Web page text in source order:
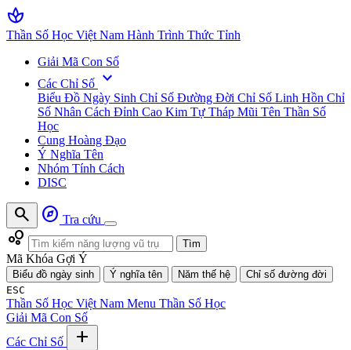
spa
Thần Số Học Việt Nam Hành Trình Thức Tỉnh
Giải Mã Con Số
Các Chỉ Số expand_more
Biểu Đồ Ngày Sinh Chỉ Số Đường Đời Chỉ Số Linh Hồn Chỉ
Số Nhân Cách Đỉnh Cao Kim Tự Tháp Mũi Tên Thần Số
Học
Cung Hoàng Đạo
Ý Nghĩa Tên
Nhóm Tính Cách
DISC
search explore Tra cứu
bubble_chart Tìm
Mã Khóa Gợi Ý
Biểu đồ ngày sinh Ý nghĩa tên Năm thế hệ
Chỉ số đường đời
ESC
Thần Số Học Việt Nam Menu Thần Số Học
Giải Mã Con Số
Các Chỉ Số
add